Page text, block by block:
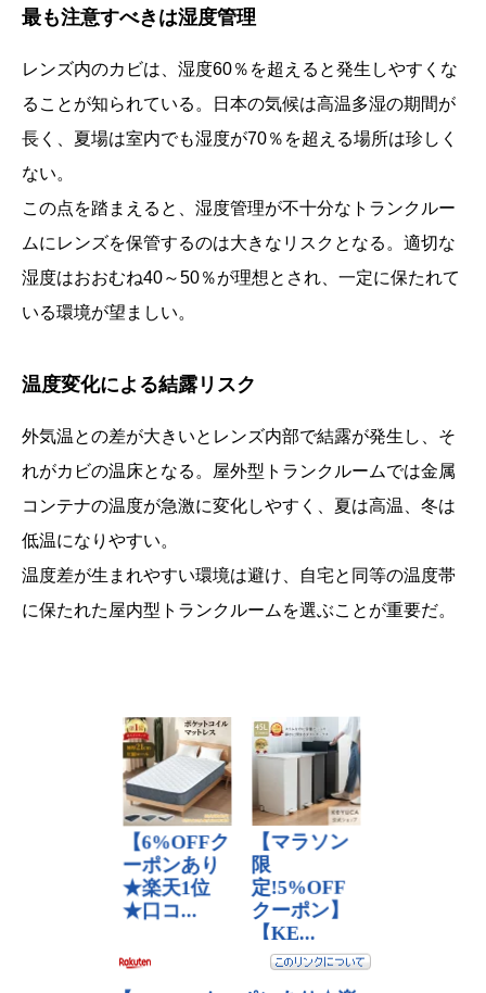
最も注意すべきは湿度管理
レンズ内のカビは、湿度60％を超えると発生しやすくな
ることが知られている。日本の気候は高温多湿の期間が
長く、夏場は室内でも湿度が70％を超える場所は珍しく
ない。
この点を踏まえると、湿度管理が不十分なトランクルー
ムにレンズを保管するのは大きなリスクとなる。適切な
湿度はおおむね40～50％が理想とされ、一定に保たれて
いる環境が望ましい。
温度変化による結露リスク
外気温との差が大きいとレンズ内部で結露が発生し、そ
れがカビの温床となる。屋外型トランクルームでは金属
コンテナの温度が急激に変化しやすく、夏は高温、冬は
低温になりやすい。
温度差が生まれやすい環境は避け、自宅と同等の温度帯
に保たれた屋内型トランクルームを選ぶことが重要だ。